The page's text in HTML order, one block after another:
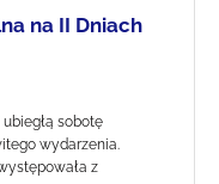
na II Dniach
sobotę
wydarzenia.
z